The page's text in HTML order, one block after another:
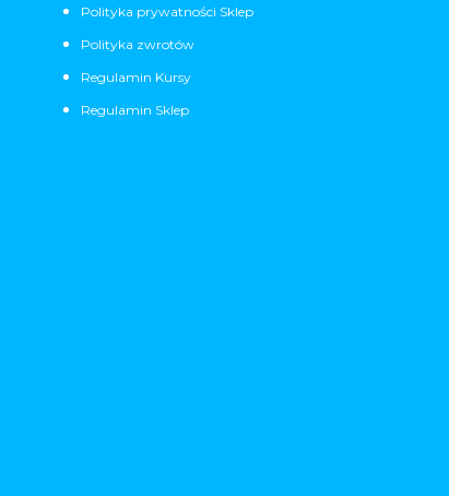
Polityka prywatności Sklep
Polityka zwrotów
Regulamin Kursy
Regulamin Sklep